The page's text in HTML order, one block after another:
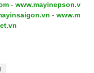
- www.mayinepson.v
- www.m